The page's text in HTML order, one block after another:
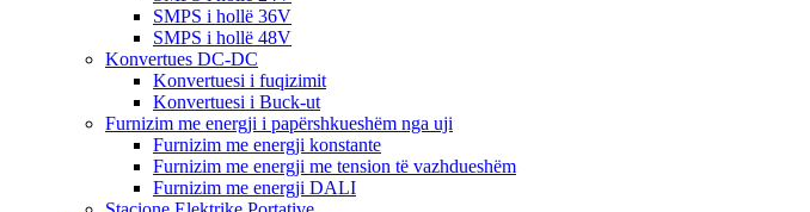
SMPS i hollë 36V
SMPS i hollë 48V
Konvertues DC-DC
Konvertuesi i fuqizimit
Konvertuesi i Buck-ut
Furnizim me energji i papërshkueshëm nga uji
Furnizim me energji konstante
Furnizim me energji me tension të vazhdueshëm
Furnizim me energji DALI